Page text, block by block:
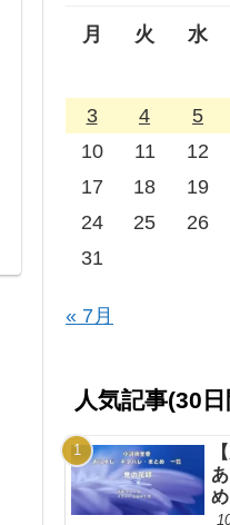
月 火 水
3
4 5
10
11 12
17
18 19
24
25 26
31
« 7月
人気記事(30